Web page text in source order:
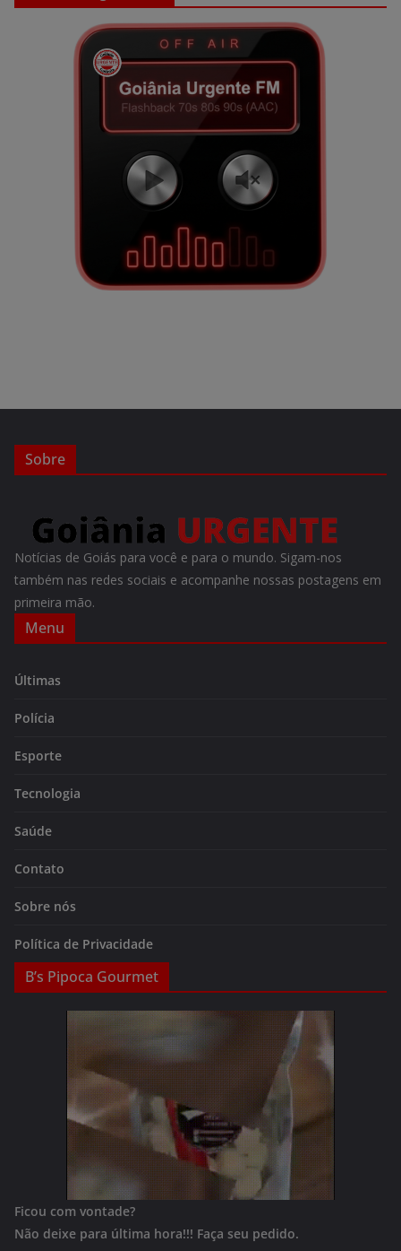
Sobre
Notícias de Goiás para você e para o mundo. Sigam-nos
também nas redes sociais e acompanhe nossas postagens em
primeira mão.
Menu
Últimas
Polícia
Esporte
Tecnologia
Saúde
Contato
Sobre nós
Política de Privacidade
B’s Pipoca Gourmet
Ficou com vontade?
Não deixe para última hora!!! Faça seu pedido.